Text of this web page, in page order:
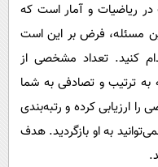
ریاضیات و آمار است که
شد. در این مسئله، فرض بر این است
کنید. تعداد مشخصی از
به ترتیب و تصادفی به شما
ارزیابی کرده و رتبه‌بندی
به او بازگردید. هدف